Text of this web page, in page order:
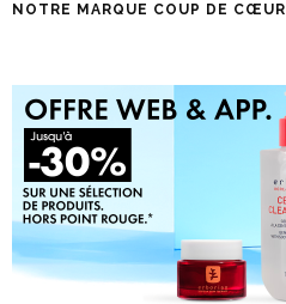
NOTRE MARQUE COUP DE CŒUR